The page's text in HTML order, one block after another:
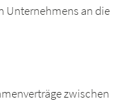
Unternehmens an die
zwischen